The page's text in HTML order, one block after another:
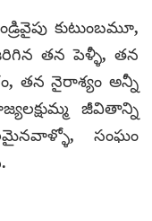
కుటుంబమూ,
తన పెళ్ళీ, తన
తన నైరాశ్యం అన్నీ
జీవితాన్ని
సంఘం